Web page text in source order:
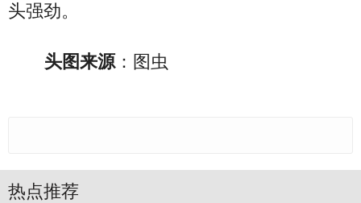
头强劲。
头图来源：图虫
热点推荐